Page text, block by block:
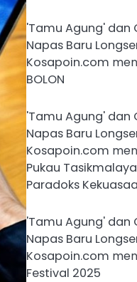
'Tamu Agung' dan
Napas Baru
Kosapoin.com
BOLON
'Tamu Agung' dan
Napas Baru
Kosapoin.com
Pukau
Paradoks
'Tamu Agung' dan
Napas Baru
Kosapoin.com
Festival 2025